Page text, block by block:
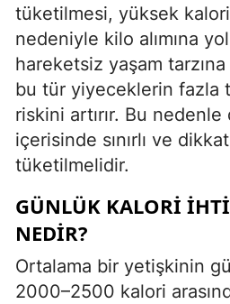
tüketilmesi, yüksek
nedeniyle kilo alımına
hareketsiz yaşam
bu tür yiyeceklerin fazla
riskini artırır. Bu
içerisinde sınırlı ve
tüketilmelidir.
GÜNLÜK KALORI
NEDIR?
Ortalama bir yetişkinin
2000–2500 kalori